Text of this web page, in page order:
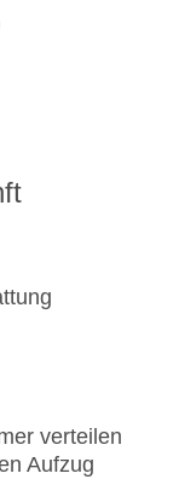
verteilen
Aufzug